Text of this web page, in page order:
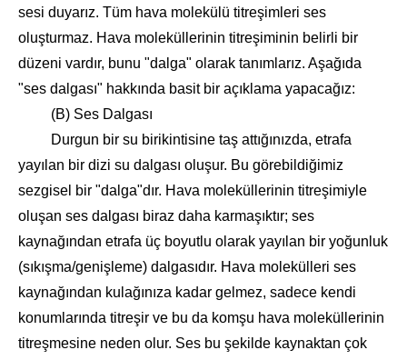
sesi duyarız. Tüm hava molekülü titreşimleri ses
oluşturmaz. Hava moleküllerinin titreşiminin belirli bir
düzeni vardır, bunu "dalga" olarak tanımlarız. Aşağıda
"ses dalgası" hakkında basit bir açıklama yapacağız:
(B) Ses Dalgası
Durgun bir su birikintisine taş attığınızda, etrafa
yayılan bir dizi su dalgası oluşur. Bu görebildiğimiz
sezgisel bir "dalga"dır. Hava moleküllerinin titreşimiyle
oluşan ses dalgası biraz daha karmaşıktır; ses
kaynağından etrafa üç boyutlu olarak yayılan bir yoğunluk
(sıkışma/genişleme) dalgasıdır. Hava molekülleri ses
kaynağından kulağınıza kadar gelmez, sadece kendi
konumlarında titreşir ve bu da komşu hava moleküllerinin
titreşmesine neden olur. Ses bu şekilde kaynaktan çok